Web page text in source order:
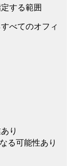
する範囲
べてのオフィ
り
る可能性あり